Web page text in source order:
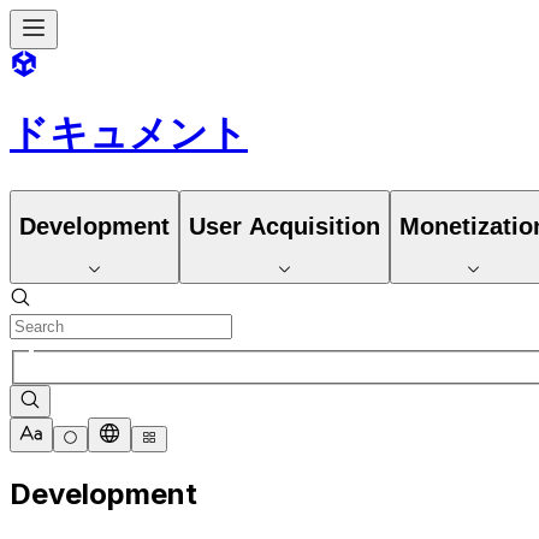
ドキュメント
Development User Acquisition
Development